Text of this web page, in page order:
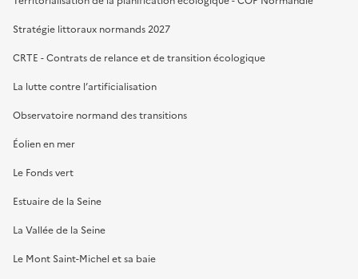
Stratégie littoraux normands 2027
CRTE - Contrats de relance et de transition écologique
La lutte contre l’artificialisation
Observatoire normand des transitions
Éolien en mer
Le Fonds vert
Estuaire de la Seine
La Vallée de la Seine
Le Mont Saint-Michel et sa baie